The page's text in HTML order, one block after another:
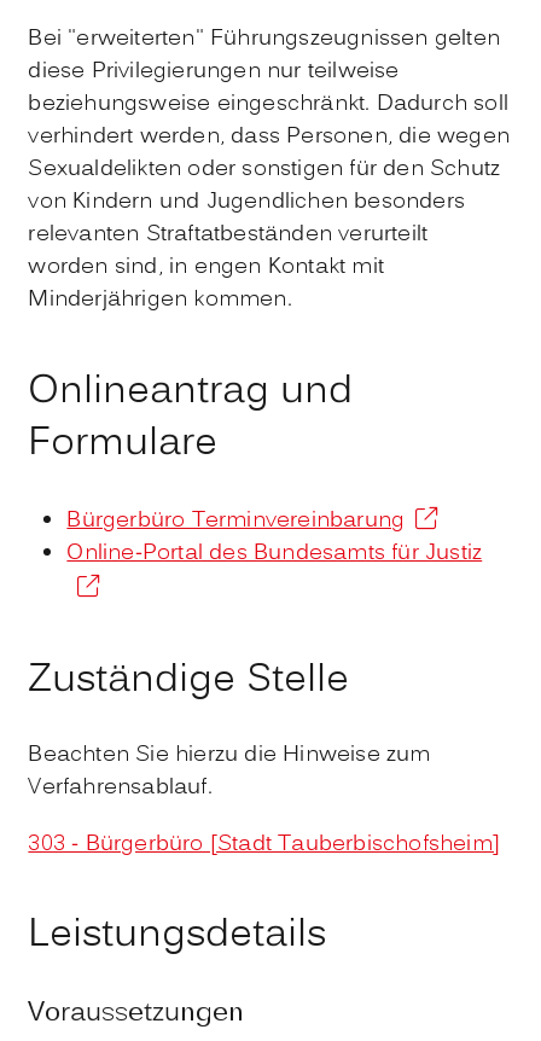
Bei "erweiterten" Führungszeugnissen gelten
diese Privilegierungen nur teilweise
beziehungsweise eingeschränkt. Dadurch soll
verhindert werden, dass Personen, die wegen
Sexualdelikten oder sonstigen für den Schutz
von Kindern und Jugendlichen besonders
relevanten Straftatbeständen verurteilt
worden sind, in engen Kontakt mit
Minderjährigen kommen.
Onlineantrag und
Formulare
Bürgerbüro Terminvereinbarung
Online-Portal des Bundesamts für Justiz
Zuständige Stelle
Beachten Sie hierzu die Hinweise zum
Verfahrensablauf.
303 - Bürgerbüro [Stadt Tauberbischofsheim]
Leistungsdetails
Voraussetzungen